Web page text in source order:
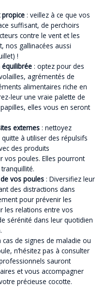
: veillez à ce que vos
suffisant, de perchoirs
contre le vent et les
nos gallinacées aussi
!
: optez pour des
agrémentés de
alimentaires riche en
leur une vraie palette de
elles vous en seront
externes : nettoyez
à utiliser des répulsifs
des produits
vos poules. Elles pourront
vos poules : Diversifiez leur
des distractions dans
pour prévenir les
les relations entre vos
sérénité dans leur quotidien
cas de signes de maladie ou
n’hésitez pas à consulter
sauront
et vous accompagner
précieuse cocotte.